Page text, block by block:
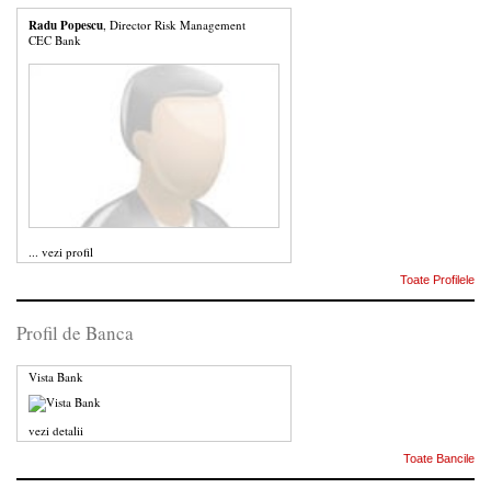
Radu Popescu, Director Risk Management
CEC Bank
... vezi profil
Toate Profilele
Profil de Banca
Vista Bank
vezi detalii
Toate Bancile